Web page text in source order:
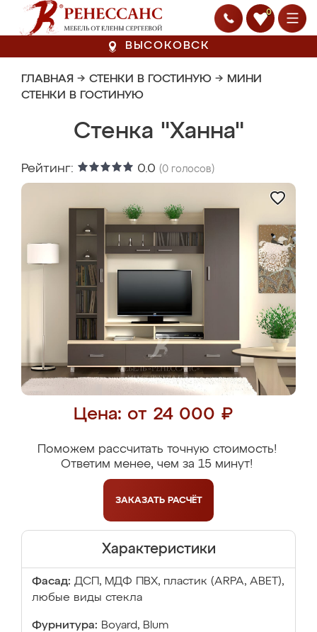
0
ВЫСОКОВСК
ГЛАВНАЯ → СТЕНКИ В ГОСТИНУЮ → МИНИ
СТЕНКИ В ГОСТИНУЮ
Стенка "Ханна"
Рейтинг: 0.0 (0 голосов)
Цена: от 24 000 ₽
Поможем рассчитать точную стоимость!
Ответим менее, чем за 15 минут!
ЗАКАЗАТЬ РАСЧЁТ
Характеристики
Фасад: ДСП, МДФ ПВХ, пластик (ARPA, ABET),
любые виды стекла
Фурнитура: Boyard, Blum